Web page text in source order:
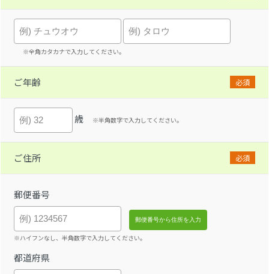
※全角カタカナで入力してください。
ご年齢 必須
歳 ※半角数字で入力してください。
ご住所 必須
郵便番号
※ハイフンなし、半角数字で入力してください。
都道府県